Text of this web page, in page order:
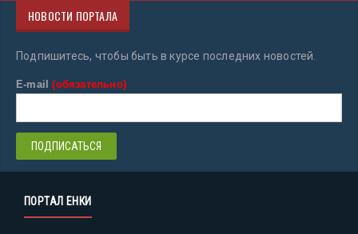
НОВОСТИ ПОРТАЛА
Подпишитесь, чтобы быть в курсе последних новостей.
E-mail(обязательно)
ПОРТАЛ ЕНКИ